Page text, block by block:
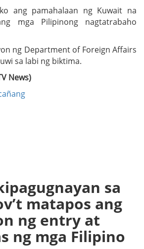
ang pamahalaan ng Kuwait na
mga Pilipinong nagtatrabaho
ng Department of Foreign Affairs
sa labi ng biktima.
News)
sa
matapos ang
ng entry at
ng mga Filipino